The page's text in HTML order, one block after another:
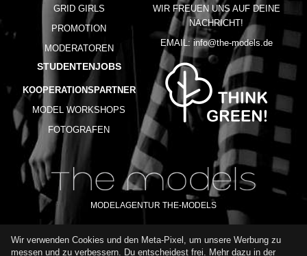
GRID GIRLS
PROMOTION
MODERATOREN
STUDENTENJOBS
KOOPERATIONSPARTNER
MODEL WORKSHOPS
FOTOGRAFEN
WIR FREUEN UNS AUF DEINE
NACHRICHT!
EMAIL: info@the-models.de
MODELAGENTUR THE-MODELS
IMPRESSUM AGB DATENSCHUTZ
Wir verwenden Cookies und den Meta-Pixel, um unsere Werbung zu
messen und zu verbessern. Du entscheidest frei. Mehr dazu in der